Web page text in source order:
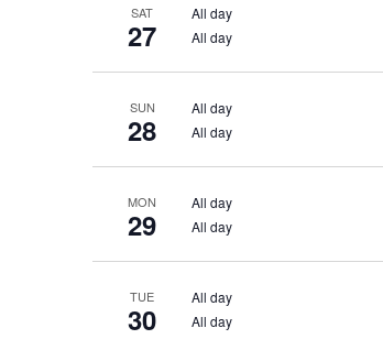
SAT
27
All day
All day
SUN
28
All day
All day
MON
29
All day
All day
TUE
30
All day
All day